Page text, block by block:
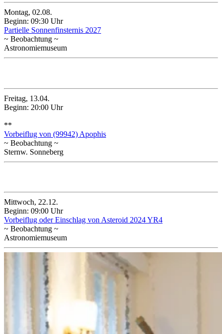
Montag, 02.08.
Beginn: 09:30 Uhr
Partielle Sonnenfinsternis 2027
~ Beobachtung ~
Astronomiemuseum
Freitag, 13.04.
Beginn: 20:00 Uhr
**
Vorbeiflug von (99942) Apophis
~ Beobachtung ~
Sternw. Sonneberg
Mittwoch, 22.12.
Beginn: 09:00 Uhr
Vorbeiflug oder Einschlag von Asteroid 2024 YR4
~ Beobachtung ~
Astronomiemuseum